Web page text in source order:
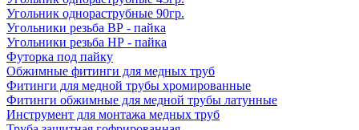
Угольник однораструбные 90гр.
Угольники резьба ВР - пайка
Угольники резьба НР - пайка
Футорка под пайку
Обжимные фитинги для медных труб
Фитинги для медной трубы хромированные
Фитинги обжимные для медной трубы латунные
Инструмент для монтажа медных труб